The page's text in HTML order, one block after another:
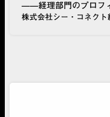
——経理部門のプロフ
株式会社シー・コネク